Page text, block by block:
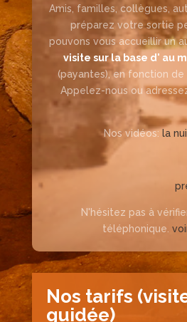
Amis, familles, collègues,
préparez votre sortie
pouvons vous accueillir un
visite sur la base d' au
(payantes), en fonction de
Appelez-nous ou
Nos vidéos: la
N'hésitez pas à
téléphonique.
Nos tarifs
guidée)